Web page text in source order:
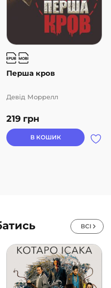
Перша кров
219 грн
Девід Моррелл
В КОШИК
ВСІ